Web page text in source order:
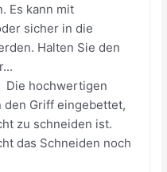
Es kann mit
sicher in die
Halten Sie den
Die hochwertigen
den Griff eingebettet,
zu schneiden ist.
das Schneiden noch